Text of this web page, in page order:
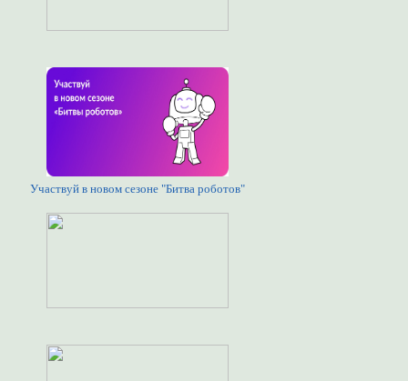
Участвуй в новом сезоне "Битва роботов"